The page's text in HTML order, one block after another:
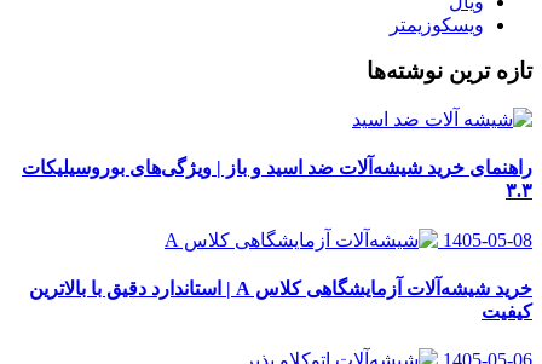
ویسکوزیمتر
تازه ترین نوشته‌ها
راهنمای خرید شیشه‌آلات ضد اسید و باز | ویژگی‌های بوروسیلیکات
۳.۳
1405-05-08
خرید شیشه‌آلات آزمایشگاهی کلاس A | استاندارد دقیق با بالاترین
کیفیت
1405-05-06